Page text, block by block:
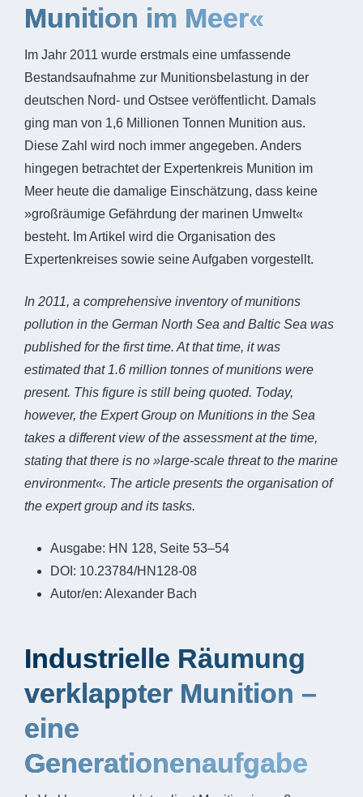
Munition im Meer«
Im Jahr 2011 wurde erstmals eine umfassende
Bestandsaufnahme zur Munitionsbelastung in der
deutschen Nord- und Ostsee veröffentlicht. Damals
ging man von 1,6 Millionen Tonnen Munition aus.
Diese Zahl wird noch immer angegeben. Anders
hingegen betrachtet der Expertenkreis Munition im
Meer heute die damalige Einschätzung, dass keine
»großräumige Gefährdung der marinen Umwelt«
besteht. Im Artikel wird die Organisation des
Expertenkreises sowie seine Aufgaben vorgestellt.
In 2011, a comprehensive inventory of munitions
pollution in the German North Sea and Baltic Sea was
published for the first time. At that time, it was
estimated that 1.6 million tonnes of munitions were
present. This figure is still being quoted. Today,
however, the Expert Group on Munitions in the Sea
takes a different view of the assessment at the time,
stating that there is no »large-scale threat to the marine
environment«. The article presents the organisation of
the expert group and its tasks.
Ausgabe: HN 128, Seite 53–54
DOI: 10.23784/HN128-08
Autor/en: Alexander Bach
Industrielle Räumung
verklappter Munition –
eine
Generationenaufgabe